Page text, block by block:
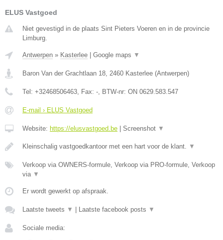
ELUS Vastgoed
Niet gevestigd in de plaats Sint Pieters Voeren en in de provincie
Limburg.
Antwerpen » Kasterlee Google maps ▼
Baron Van der Grachtlaan 18, 2460 Kasterlee (Antwerpen)
Tel: +32468506463, Fax: -, BTW-nr: ON 0629.583.547
E-mail › ELUS Vastgoed
Website: https://elusvastgoed.be Screenshot ▼
Kleinschalig vastgoedkantoor met een hart voor de klant. ▼
Verkoop via OWNERS-formule, Verkoop via PRO-formule, Verkoop
via ▼
Er wordt gewerkt op afspraak.
Laatste tweets ▼ Laatste facebook posts ▼
Sociale media: